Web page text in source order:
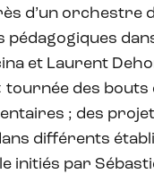
d’un orchestre
pédagogiques
et Laurent
tournée des bouts
; des
différents
initiés par